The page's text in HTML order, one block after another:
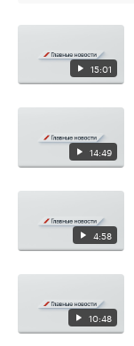
15:01
14:49
4:58
10:48